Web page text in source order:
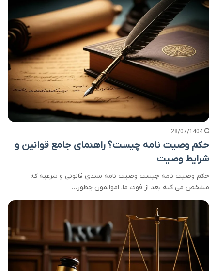
28/07/1404
حکم وصیت نامه چیست؟ راهنمای جامع قوانین و
شرایط وصیت
حکم وصیت نامه چیست وصیت نامه سندی قانونی و شرعیه که
مشخص می کنه بعد از فوت ما، اموالمون چطور…